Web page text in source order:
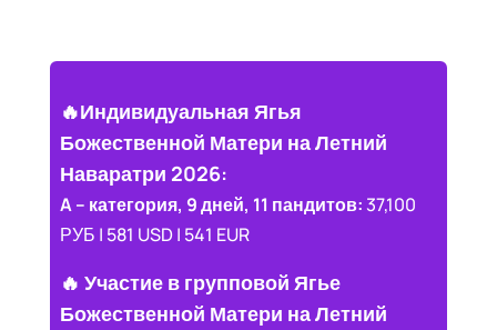
🔥Индивидуальная Ягья
Божественной Матери на Летний
Наваратри 2026:
A – категория, 9 дней, 11 пандитов:37,100
РУБ | 581 USD | 541 EUR
🔥 Участие в групповой Ягье
Божественной Матери на Летний